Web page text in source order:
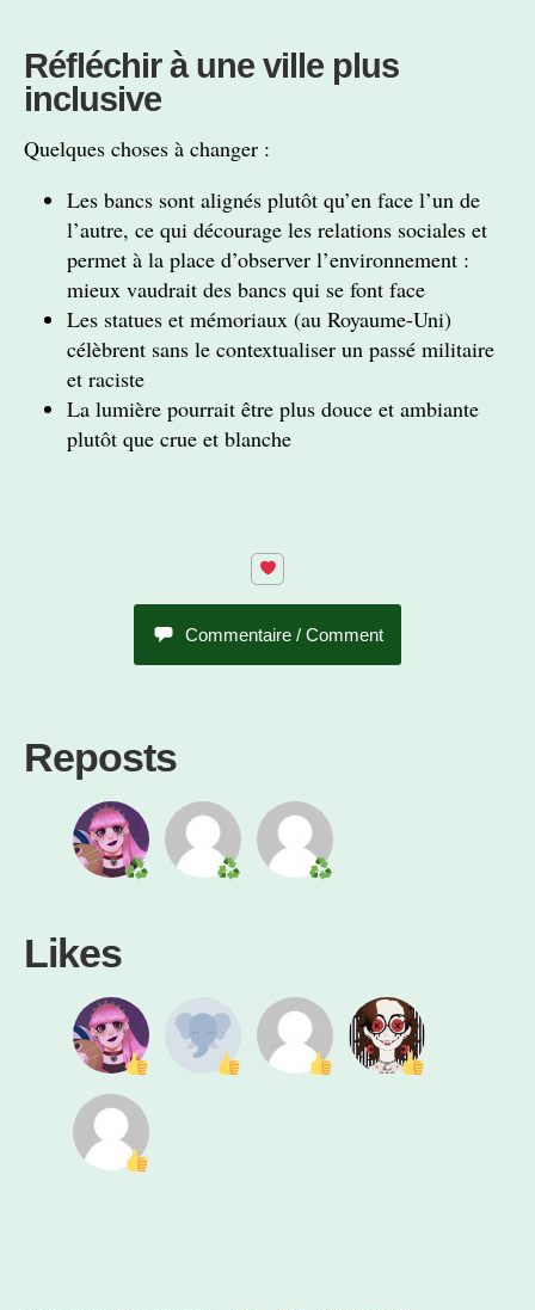
Réfléchir à une ville plus
inclusive
Quelques choses à changer :
Les bancs sont alignés plutôt qu’en face l’un de
l’autre, ce qui décourage les relations sociales et
permet à la place d’observer l’environnement :
mieux vaudrait des bancs qui se font face
Les statues et mémoriaux (au Royaume-Uni)
célèbrent sans le contextualiser un passé militaire
et raciste
La lumière pourrait être plus douce et ambiante
plutôt que crue et blanche
Commentaire / Comment
Reposts
Likes